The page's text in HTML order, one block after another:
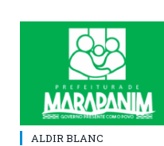
ALDIR BLANC